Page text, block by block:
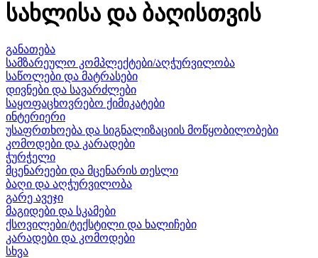
სახლისა და ბაღისთვის
განათება
სამზარეულო კომპლექტები/აღჭურვილობა
საწოლები და მატრასები
დივნები და სავარძლები
საყოფაცხოვრებო ქიმიკატები
ინტერიერი
უსაფრთხოება და სიგნალიზაციის მოწყობილობები
კომოდები და კარადები
ჭურჭელი
მცენარეები და მცენარის თესლი
ბაღი და აღჭურვილობა
გარე ავეჯი
მაგიდები და სკამები
ქსოვილები/ტექსტილი და ხალიჩები
კარადები და კომოდები
სხვა